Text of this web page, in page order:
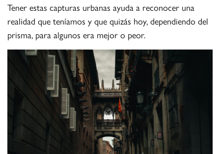
Tener estas capturas urbanas ayuda a reconocer una
realidad que teníamos y que quizás hoy, dependiendo del
prisma, para algunos era mejor o peor.